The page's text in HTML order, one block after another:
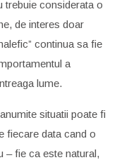
trebuie considerata o
de interes doar
continua sa fie
a
lume.
situatii poate fi
fiecare data cand o
– fie ca este natural,